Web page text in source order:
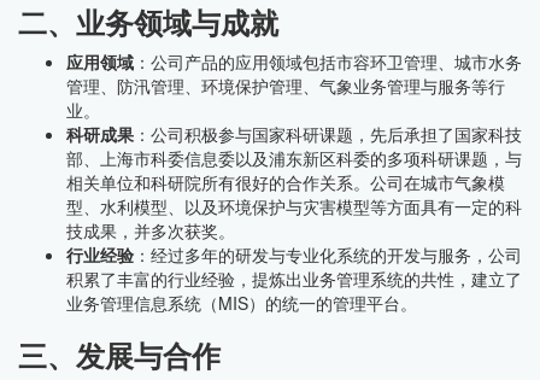
二、业务领域与成就
应用领域 ：公司产品的应用领域包括市容环卫管理、城市水务
管理、防汛管理、环境保护管理、气象业务管理与服务等行
业。
科研成果 ：公司积极参与国家科研课题，先后承担了国家科技
部、上海市科委信息委以及浦东新区科委的多项科研课题，与
相关单位和科研院所有很好的合作关系。公司在城市气象模
型、水利模型、以及环境保护与灾害模型等方面具有一定的科
技成果，并多次获奖。
行业经验 ：经过多年的研发与专业化系统的开发与服务，公司
积累了丰富的行业经验，提炼出业务管理系统的共性，建立了
业务管理信息系统（MIS）的统一的管理平台。
三、发展与合作